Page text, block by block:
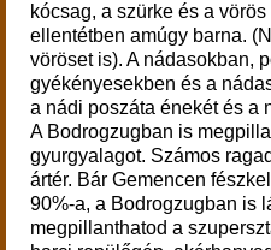
kócsag, a szürke és a
ellentétben amúgy barna.
vöröset is). A nádasokban,
gyékényesekben és a
a nádi poszáta énekét és a
A Bodrogzugban is
gyurgyalagot. Számos
ártér. Bár Gemencen
90%-a, a Bodrogzugban is
megpillanthatod a